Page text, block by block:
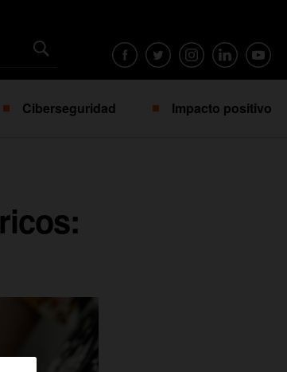
Ciberseguridad Impacto positivo